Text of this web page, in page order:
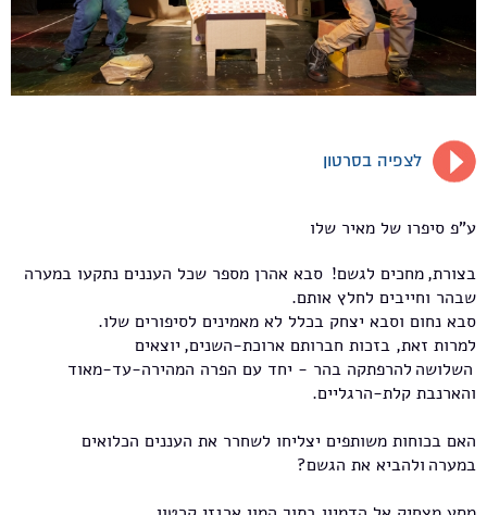
לצפיה בסרטון
ע"פ סיפרו של מאיר שלו
בצורת, מחכים לגשם! סבא אהרן מספר שכל העננים נתקעו במערה
שבהר וחייבים לחלץ אותם.
סבא נחום וסבא יצחק בכלל לא מאמינים לסיפורים שלו.
למרות זאת, בזכות חברותם ארוכת-השנים, יוצאים
השלושה להרפתקה בהר - יחד עם הפרה המהירה-עד-מאוד
והארנבת קלת-הרגליים.
האם בכוחות משותפים יצליחו לשחרר את העננים הכלואים
במערה ולהביא את הגשם?